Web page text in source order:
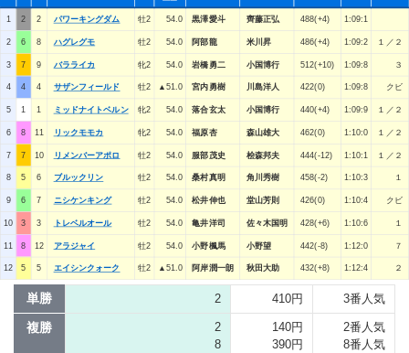
1 2 2 パワーキングダム 牡2 54.0 黒澤愛斗 齊藤正弘 488(+4) 1:09:1
2 6 8 ハグレグモ 牡2 54.0 阿部龍 米川昇 486(+4) 1:09:2 １／２
3 7 9 バラライカ 牝2 54.0 岩橋勇二 小国博行 512(+10) 1:09:8 ３
4 4 4 サザンフィールド 牡2 ▲51.0 宮内勇樹 川島洋人 422(0) 1:09:8 クビ
5 1 1 ミッドナイトベルン 牝2 54.0 落合玄太 小国博行 440(+4) 1:09:9 １／２
6 8 11 リックモモカ 牝2 54.0 福原杏 森山雄大 462(0) 1:10:0 １／２
7 7 10 リメンバーアポロ 牡2 54.0 服部茂史 桧森邦夫 444(-12) 1:10:1 １／２
8 5 6 ブルックリン 牡2 54.0 桑村真明 角川秀樹 458(-2) 1:10:3 １
9 6 7 ニシケンキング 牡2 54.0 松井伸也 堂山芳則 426(0) 1:10:4 クビ
10 3 3 トレベルオール 牡2 54.0 亀井洋司 佐々木国明 428(+6) 1:10:6 １
11 8 12 アラジャイ 牡2 54.0 小野楓馬 小野望 442(-8) 1:12:0 ７
12 5 5 エイシンクォーク 牡2 ▲51.0 阿岸潤一朗 秋田大助 432(+8) 1:12:4 ２
単勝 2 410円 3番人気
複勝
2
8
140円
390円
2番人気
8番人気